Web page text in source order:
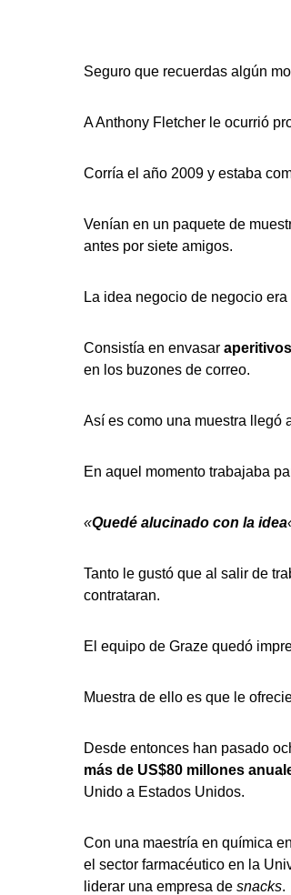
Seguro que recuerdas algún
A Anthony Fletcher le ocurrió
Corría el año 2009 y estaba
Venían en un paquete de
antes por siete amigos.
La idea negocio de negocio
Consistía en envasar
en los buzones de correo.
Así es como una muestra llegó
En aquel momento trabajaba
«Quedé alucinado con la idea
Tanto le gustó que al salir de
contrataran.
El equipo de Graze quedó
Muestra de ello es que le
Desde entonces han pasado
más de US$80 millones
Unido a Estados Unidos.
Con una maestría en química
el sector farmacéutico en la
liderar una empresa de snacks.